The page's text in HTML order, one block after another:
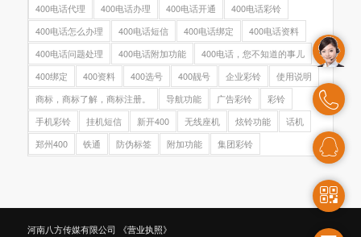
400电话代理
400电话办理 400电话开通
400电话彩铃
400电话怎么办理
400电话短信 400电话绑定
400电话资料
400电话问题处理
400电话附加功能
400电话，您不知道的事儿
400绑定
400资料 400选号 400靓号 企业彩铃
使用说明
商标，商标了解，商标注册。
导航功能 广告彩铃
彩铃
手机彩铃
挂机短信 新开400 无线座机 炫铃功能
话机
郑州400
铁通 防伪标签 附加功能 集团彩铃
河南八方传媒有限公司 《营业执照》